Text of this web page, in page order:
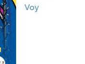
Voy